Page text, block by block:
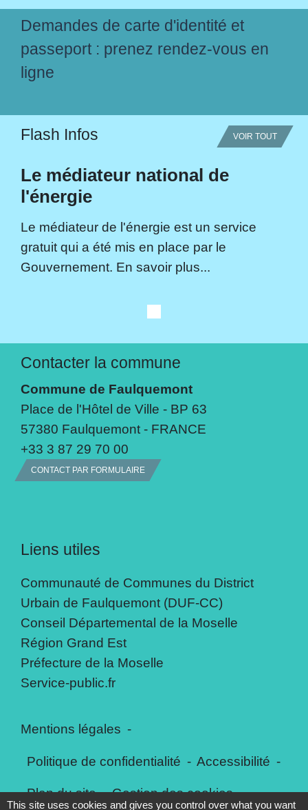
Demandes de carte d'identité et
passeport : prenez rendez-vous en
ligne
Flash Infos VOIR TOUT
Le médiateur national de
l'énergie
Le médiateur de l'énergie est un service
gratuit qui a été mis en place par le
Gouvernement. En savoir plus...
Contacter la commune
Commune de Faulquemont
Place de l'Hôtel de Ville - BP 63
57380 Faulquemont - FRANCE
+33 3 87 29 70 00
CONTACT PAR FORMULAIRE
Liens utiles
Communauté de Communes du District
Urbain de Faulquemont (DUF-CC)
Conseil Départemental de la Moselle
Région Grand Est
Préfecture de la Moselle
Service-public.fr
Mentions légales -
Politique de confidentialité - Accessibilité -
Plan du site - Gestion des cookies
This site uses cookies and gives you control over what you want